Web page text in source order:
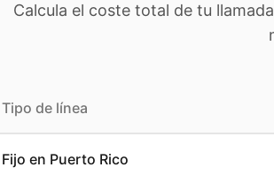
Calcula el coste total de tu
Tipo de línea
Fijo en Puerto Rico